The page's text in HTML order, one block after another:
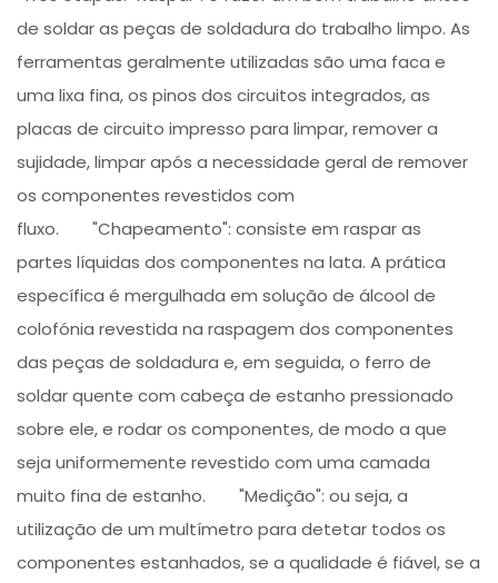
de soldar as peças de soldadura do trabalho limpo. As
ferramentas geralmente utilizadas são uma faca e
uma lixa fina, os pinos dos circuitos integrados, as
placas de circuito impresso para limpar, remover a
sujidade, limpar após a necessidade geral de remover
os componentes revestidos com
fluxo. "Chapeamento": consiste em raspar as
partes líquidas dos componentes na lata. A prática
específica é mergulhada em solução de álcool de
colofónia revestida na raspagem dos componentes
das peças de soldadura e, em seguida, o ferro de
soldar quente com cabeça de estanho pressionado
sobre ele, e rodar os componentes, de modo a que
seja uniformemente revestido com uma camada
muito fina de estanho. "Medição": ou seja, a
utilização de um multímetro para detetar todos os
componentes estanhados, se a qualidade é fiável, se a